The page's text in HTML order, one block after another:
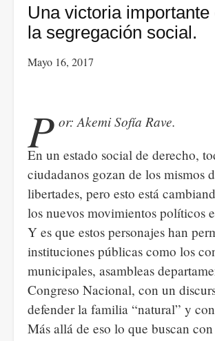
antioqueño
y
resistencia
Una victoria importante
la segregación social.
Mayo 16, 2017
P or: Akemi Sofía Rave.
En un estado social de derecho,
ciudadanos gozan de los mismos
libertades, pero esto está
los nuevos movimientos políticos
Y es que estos personajes han
instituciones públicas como los
municipales, asambleas
Congreso Nacional, con un
defender la familia “natural” y
Más allá de eso lo que buscan con